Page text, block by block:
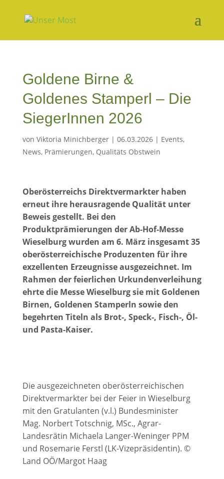
Goldene Birne &
Goldenes Stamperl – Die
SiegerInnen 2026
von Viktoria Minichberger| 06.03.2026| Events,
News, Prämierungen, Qualitäts Obstwein
Oberösterreichs Direktvermarkter haben
erneut ihre herausragende Qualität unter
Beweis gestellt. Bei den
Produktprämierungen der Ab-Hof-Messe
Wieselburg wurden am 6. März insgesamt 35
oberösterreichische Produzenten für ihre
exzellenten Erzeugnisse ausgezeichnet. Im
Rahmen der feierlichen Urkundenverleihung
ehrte die Messe Wieselburg sie mit Goldenen
Birnen, Goldenen Stamperln sowie den
begehrten Titeln als Brot-, Speck-, Fisch-, Öl-
und Pasta-Kaiser.
Die ausgezeichneten oberösterreichischen
Direktvermarkter bei der Feier in Wieselburg
mit den Gratulanten (v.l.) Bundesminister
Mag. Norbert Totschnig, MSc., Agrar-
Landesrätin Michaela Langer-Weninger PPM
und Rosemarie Ferstl (LK-Vizepräsidentin). ©
Land OÖ/Margot Haag